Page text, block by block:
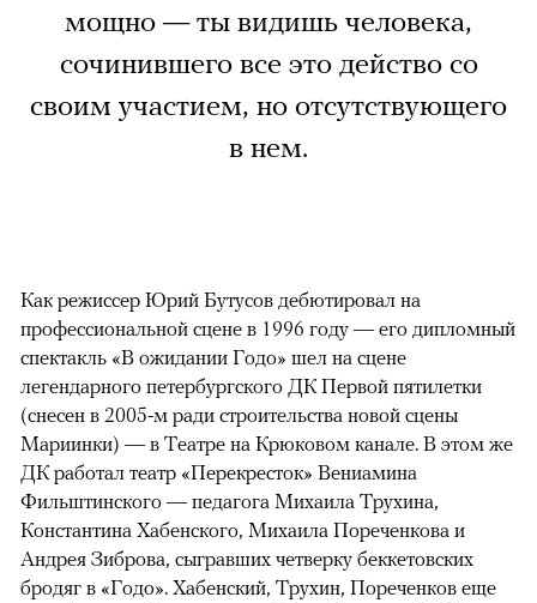
мощно — ты видишь человека,
сочинившего все это действо со
своим участием, но отсутствующего
в нем.
Как режиссер Юрий Бутусов дебютировал на
профессиональной сцене в 1996 году — его дипломный
спектакль «В ожидании Годо» шел на сцене
легендарного петербургского ДК Первой пятилетки
(снесен в 2005-м ради строительства новой сцены
Мариинки) — в Театре на Крюковом канале. В этом же
ДК работал театр «Перекресток» Вениамина
Фильштинского — педагога Михаила Трухина,
Константина Хабенского, Михаила Пореченкова и
Андрея Зиброва, сыгравших четверку беккетовских
бродяг в «Годо». Хабенский, Трухин, Пореченков еще